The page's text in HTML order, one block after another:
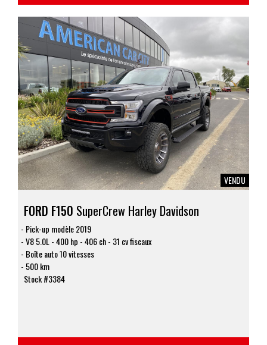
VENDU
FORD F150 SuperCrew Harley Davidson
Pick-up modèle 2019
V8 5.0L - 400 hp - 406 ch - 31 cv fiscaux
Boîte auto 10 vitesses
500 km
Stock #3384